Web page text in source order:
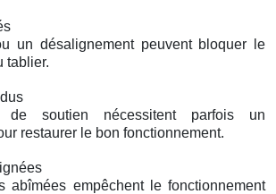
un désalignement peuvent bloquer le
tablier.
de soutien nécessitent parfois un
restaurer le bon fonctionnement.
abîmées empêchent le fonctionnement